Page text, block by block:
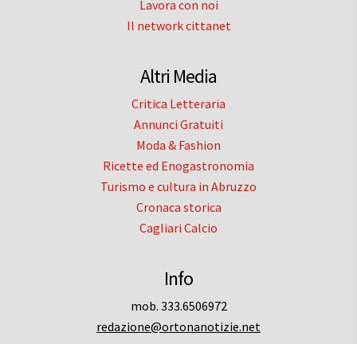
Lavora con noi
Il network cittanet
Altri Media
Critica Letteraria
Annunci Gratuiti
Moda & Fashion
Ricette ed Enogastronomia
Turismo e cultura in Abruzzo
Cronaca storica
Cagliari Calcio
Info
mob. 333.6506972
redazione@ortonanotizie.net